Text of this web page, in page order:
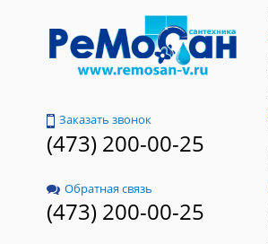
Заказать звонок
(473) 200-00-25
Обратная связь
(473) 200-00-25